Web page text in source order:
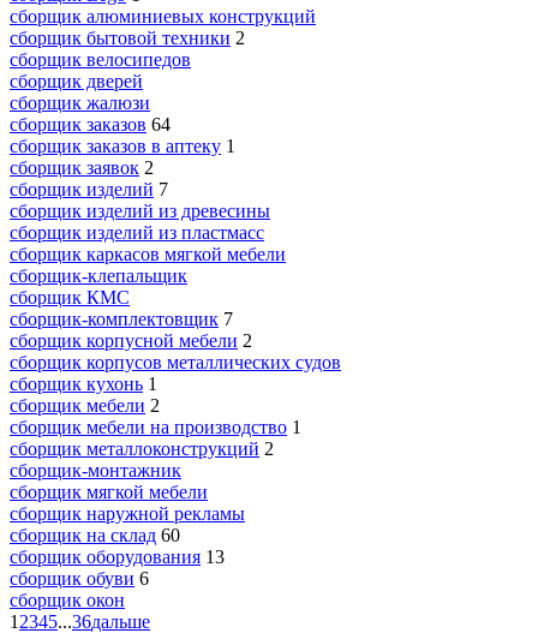
сборщик алюминиевых конструкций
сборщик бытовой техники 2
сборщик велосипедов
сборщик дверей
сборщик жалюзи
сборщик заказов 64
сборщик заказов в аптеку 1
сборщик заявок 2
сборщик изделий 7
сборщик изделий из древесины
сборщик изделий из пластмасс
сборщик каркасов мягкой мебели
сборщик-клепальщик
сборщик КМС
сборщик-комплектовщик 7
сборщик корпусной мебели 2
сборщик корпусов металлических судов
сборщик кухонь 1
сборщик мебели 2
сборщик мебели на производство 1
сборщик металлоконструкций 2
сборщик-монтажник
сборщик мягкой мебели
сборщик наружной рекламы
сборщик на склад 60
сборщик оборудования 13
сборщик обуви 6
сборщик окон
1 2345...36дальше